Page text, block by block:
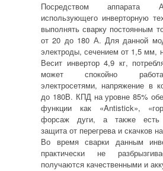
Посредством
использующего инверторную
выполнять сварку постоянным
от 20 до 180 А. Для данной
электроды, сечением от 1,5 мм,
Весит инвертор 4,9 кг,
может спокойно
электросетями, напряжение в
до 180В. КПД на уровне 85%
функции как «Antistick»,
форсаж дуги, а также есть
защита от перегрева и скачков
Во время сварки данным
практически не
получаются качественными и